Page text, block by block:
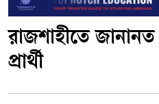
রাজশাহীতে
প্রার্থী